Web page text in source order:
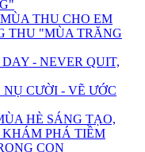
THU CHO EM
THU "MÙA TRĂNG
- NEVER QUIT,
CƯỜI - VẼ ƯỚC
HÈ SÁNG TẠO,
PHÁ TIỀM
CON